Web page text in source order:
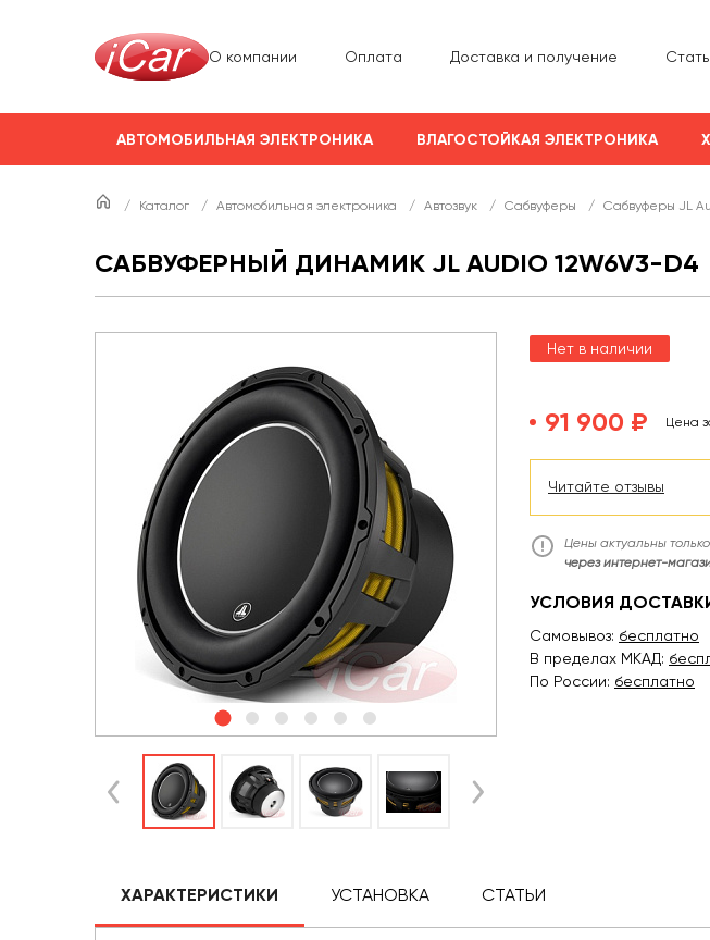
О компании Оплата Доставка и получение
АВТОМОБИЛЬНАЯ ЭЛЕКТРОНИКА ВЛАГОСТОЙКАЯ ЭЛЕКТРОНИКА
/ Каталог / Автомобильная электроника / Автозвук / Сабвуферы / Сабвуферы JL
САБВУФЕРНЫЙ ДИНАМИК JL AUDIO 12W6V3-D4
Нет в наличии
91 900 ₽ Цена
Читайте отзывы
Цены актуальны
через интернет-
УСЛОВИЯ
Самовывоз: бесплатно
В пределах МКАД:
По России: бесплатно
ХАРАКТЕРИСТИКИ УСТАНОВКА СТАТЬИ